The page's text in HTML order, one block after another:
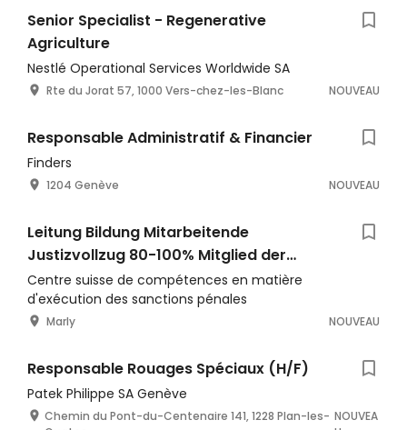
Senior Specialist - Regenerative
Agriculture
Nestlé Operational Services Worldwide SA
Rte du Jorat 57, 1000 Vers-chez-les-Blanc NOUVEAU
Responsable Administratif & Financier
Finders
1204 Genève NOUVEAU
Leitung Bildung Mitarbeitende
Justizvollzug 80-100% Mitglied der
Geschäftsleitung
Centre suisse de compétences en matière
d'exécution des sanctions pénales
Marly NOUVEAU
Responsable Rouages Spéciaux (H/F)
Patek Philippe SA Genève
Chemin du Pont-du-Centenaire 141, 1228 Plan-les- NOUVEA